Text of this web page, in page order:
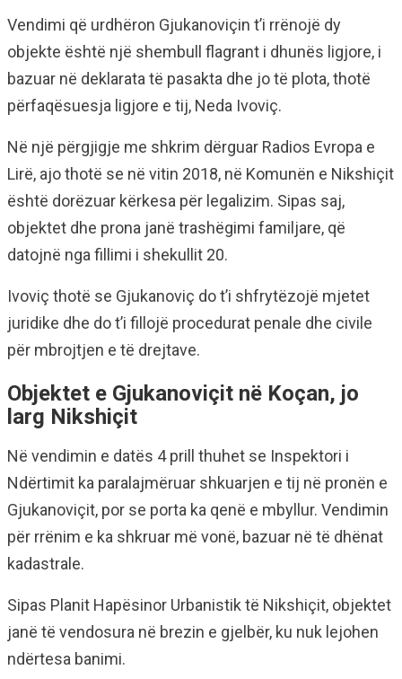
Vendimi që urdhëron Gjukanoviçin t’i rrënojë dy
objekte është një shembull flagrant i dhunës ligjore, i
bazuar në deklarata të pasakta dhe jo të plota, thotë
përfaqësuesja ligjore e tij, Neda Ivoviç.
Në një përgjigje me shkrim dërguar Radios Evropa e
Lirë, ajo thotë se në vitin 2018, në Komunën e Nikshiçit
është dorëzuar kërkesa për legalizim. Sipas saj,
objektet dhe prona janë trashëgimi familjare, që
datojnë nga fillimi i shekullit 20.
Ivoviç thotë se Gjukanoviç do t’i shfrytëzojë mjetet
juridike dhe do t’i fillojë procedurat penale dhe civile
për mbrojtjen e të drejtave.
Objektet e Gjukanoviçit në Koçan, jo
larg Nikshiçit
Në vendimin e datës 4 prill thuhet se Inspektori i
Ndërtimit ka paralajmëruar shkuarjen e tij në pronën e
Gjukanoviçit, por se porta ka qenë e mbyllur. Vendimin
për rrënim e ka shkruar më vonë, bazuar në të dhënat
kadastrale.
Sipas Planit Hapësinor Urbanistik të Nikshiçit, objektet
janë të vendosura në brezin e gjelbër, ku nuk lejohen
ndërtesa banimi.